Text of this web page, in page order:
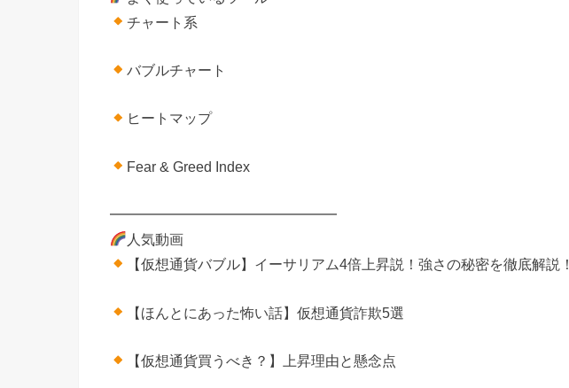
チャート系
バブルチャート
ヒートマップ
Fear & Greed Index
━━━━━━━━━━━━━━━━
人気動画
【仮想通貨バブル】イーサリアム4倍上昇説！強さの秘密を徹底解説！
【ほんとにあった怖い話】仮想通貨詐欺5選
【仮想通貨買うべき？】上昇理由と懸念点